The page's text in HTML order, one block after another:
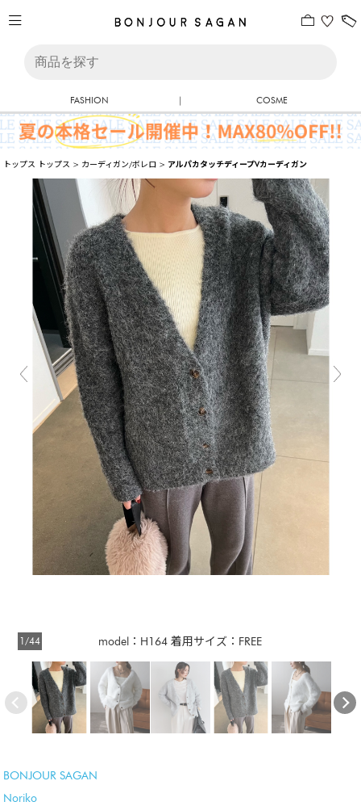
FASHION | COSME
トップス トップス > カーディガン/ボレロ > アルパカタッチディープVカーディガン
model：H164 着用サイズ：FREE
1/44
BONJOUR SAGAN
Noriko